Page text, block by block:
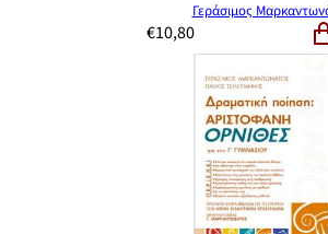
Γεράσιμος
€10,80